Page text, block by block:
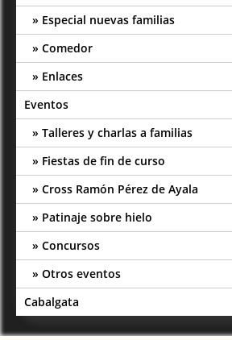
Especial nuevas familias
Comedor
Enlaces
Eventos
Talleres y charlas a familias
Fiestas de fin de curso
Cross Ramón Pérez de Ayala
Patinaje sobre hielo
Concursos
Otros eventos
Cabalgata